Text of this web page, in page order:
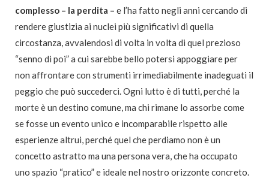
complesso – la perdita – e l’ha fatto negli anni cercando di
rendere giustizia ai nuclei più significativi di quella
circostanza, avvalendosi di volta in volta di quel prezioso
“senno di poi” a cui sarebbe bello potersi appoggiare per
non affrontare con strumenti irrimediabilmente inadeguati il
peggio che può succederci. Ogni lutto è di tutti, perché la
morte è un destino comune, ma chi rimane lo assorbe come
se fosse un evento unico e incomparabile rispetto alle
esperienze altrui, perché quel che perdiamo non è un
concetto astratto ma una persona vera, che ha occupato
uno spazio “pratico” e ideale nel nostro orizzonte concreto.